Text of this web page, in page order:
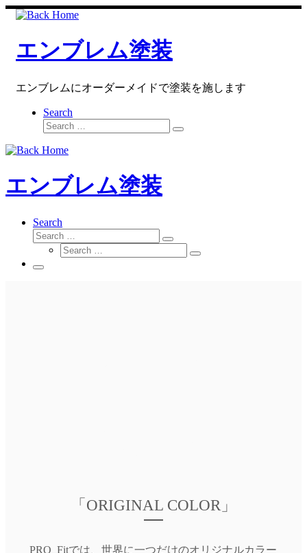
Skip
エンブレム塗装
エンブレムにオーダーメイドで塗装を施します
Search
Search
Search
エンブレム塗装
Search
Search
Search
Search
Search
Menu
「ORIGINAL COLOR」
PRO_Fitでは、世界に一つだけのオリジナルカラー